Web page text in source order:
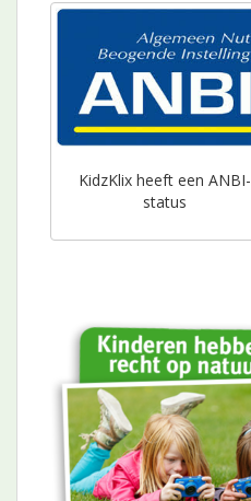
KidzKlix heeft een ANBI-
status